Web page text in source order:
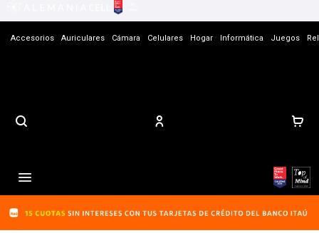
Accesorios Auriculares Cámara Celulares Hogar Informática Juegos
